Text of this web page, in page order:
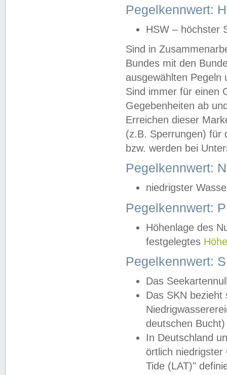
Pegelkennwert:
HSW – höchster
Sind in
Bundes mit den
ausgewählten
Sind immer für einen
Gegebenheiten ab
Erreichen dieser
(z.B. Sperrungen) für
bzw. werden bei
Pegelkennwert:
niedrigster
Pegelkennwert:
Höhenlage des
festgelegtes
Pegelkennwert:
Das
Das SKN
deutschen
In Deutschland
örtlich
Tide (LAT)"